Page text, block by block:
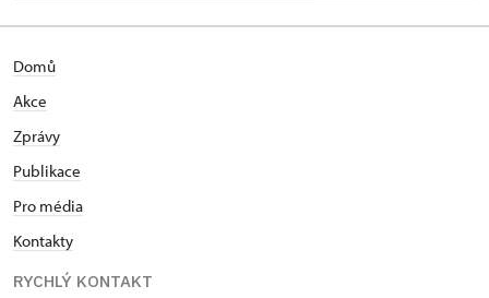
Domů
Akce
Zprávy
Publikace
Pro média
Kontakty
RYCHLÝ KONTAKT